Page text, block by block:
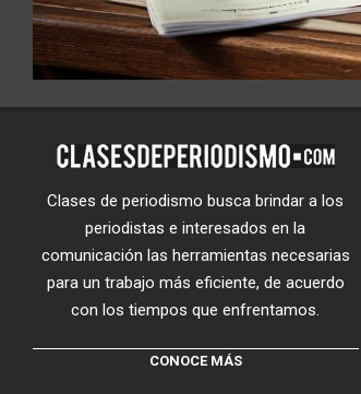
Clases de periodismo busca brindar a los
periodistas e interesados en la
comunicación las herramientas necesarias
para un trabajo más eficiente, de acuerdo
con los tiempos que enfrentamos.
CONOCE MÁS